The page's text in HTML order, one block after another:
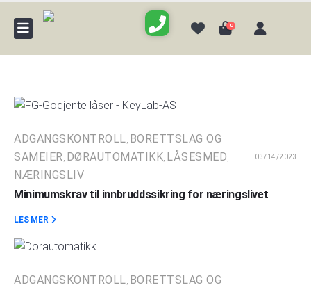
0
ADGANGSKONTROLL BORETTSLAG OG
SAMEIER DØRAUTOMATIKK LÅSESMED
NÆRINGSLIV
03/14/2023
Minimumskrav til innbruddssikring for næringslivet
LES MER
ADGANGSKONTROLL BORETTSLAG OG